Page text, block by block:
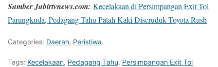
Sumber Jubirtvnews.com: Kecelakaan di Persimpangan Exit Tol
Parungkuda, Pedagang Tahu Patah Kaki Diseruduk Toyota Rush
Categories: Daerah, Peristiwa
Tags: Kecelakaan, Pedagang Tahu, Persimpangan Exit Tol